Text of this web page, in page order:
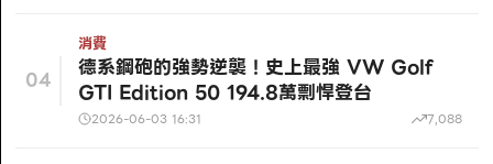
04
消費
德系鋼砲的強勢逆襲！史上最強 VW Golf
GTI Edition 50 194.8萬剽悍登台
2026-06-03 16:31 7,088